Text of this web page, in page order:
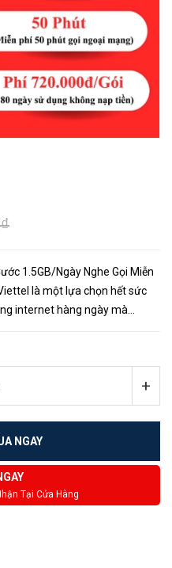
1.5GB/Ngày Nghe Gọi Miễn
là một lựa chọn hết sức
internet hàng ngày mà
+
NGAY
Tại Cửa Hàng